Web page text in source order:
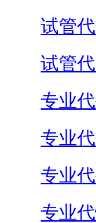
试管
试管
专业
专业
专业
专业